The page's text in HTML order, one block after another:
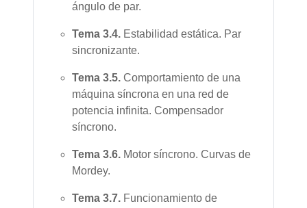
ángulo de par.
Tema 3.4. Estabilidad estática. Par
sincronizante.
Tema 3.5. Comportamiento de una
máquina síncrona en una red de
potencia infinita. Compensador
síncrono.
Tema 3.6. Motor síncrono. Curvas de
Mordey.
Tema 3.7. Funcionamiento de